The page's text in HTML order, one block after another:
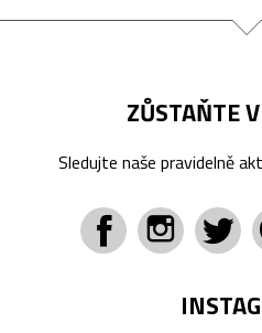
ZŮSTAŇTE
Sledujte naše pravidelně